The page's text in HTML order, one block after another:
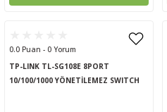
0.0 Puan - 0 Yorum
TP-LINK TL-SG108E 8PORT
10/100/1000 YÖNETİLEMEZ SWITCH